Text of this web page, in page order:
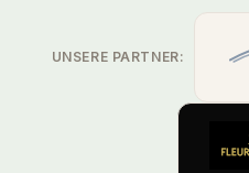
UNSERE PARTNER: